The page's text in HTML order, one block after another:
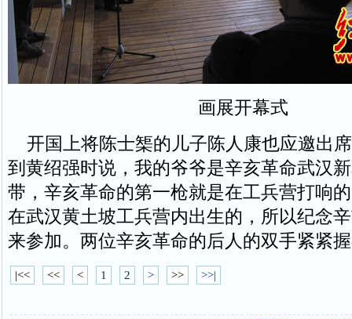
画展开幕式
开国上将陈士榘的儿子陈人康也应邀出
到黄绍强时说，我的爷爷是辛亥革命武汉
带，辛亥革命的第一枪就是在工兵营打响
在武汉黄土坡工兵营内出生的，所以纪念
来参加。两位辛亥革命的后人的双手紧紧
|<< << < 1 2 > >> >>|